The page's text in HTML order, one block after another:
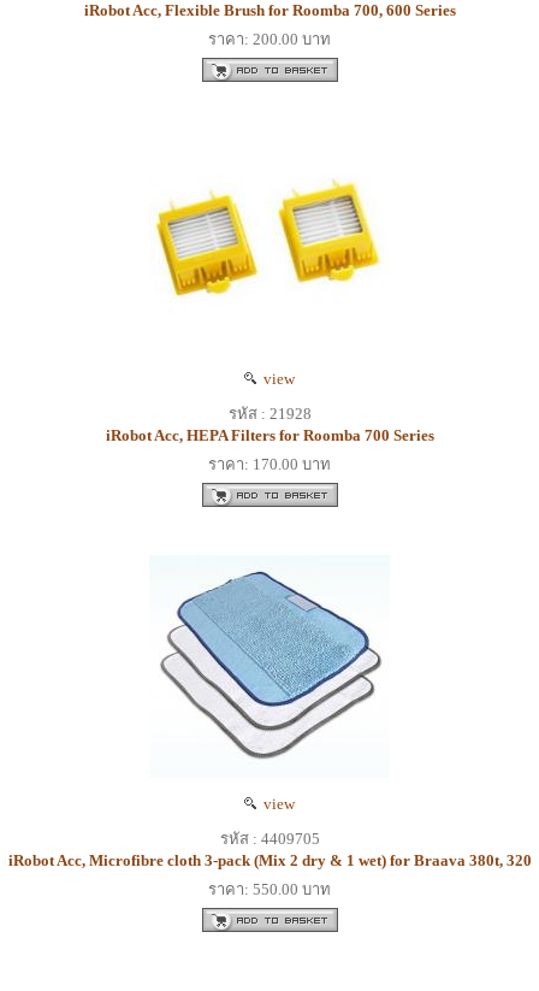
iRobot Acc, Flexible Brush for Roomba 700, 600 Series
ราคา: 200.00 บาท
view
รหัส : 21928
iRobot Acc, HEPA Filters for Roomba 700 Series
ราคา: 170.00 บาท
view
รหัส : 4409705
iRobot Acc, Microfibre cloth 3-pack (Mix 2 dry & 1 wet) for Braava 380t, 320
ราคา: 550.00 บาท